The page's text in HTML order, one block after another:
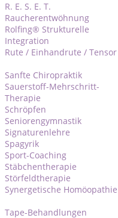
R. E. S. E. T.
Raucherentwöhnung
Rolfing® Strukturelle
Integration
Rute / Einhandrute / Tensor
Sanfte Chiropraktik
Sauerstoff-Mehrschritt-
Therapie
Schröpfen
Seniorengymnastik
Signaturenlehre
Spagyrik
Sport-Coaching
Stäbchentherapie
Störfeldtherapie
Synergetische Homöopathie
Tape-Behandlungen